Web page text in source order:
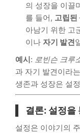
의 성장을 이끌
를 들어, 고립된
아남기 위한 고
이나 자기 발견
예시: 로빈슨 크루
과 자기 발견이라
생존과 성장은 설
결론: 설정을
설정은 이야기의